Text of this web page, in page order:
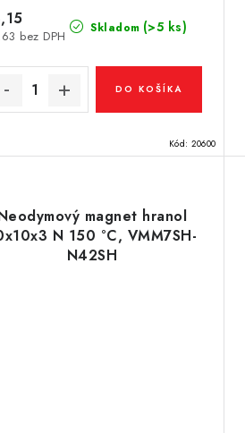
Skladom (>5 ks)
bez DPH
DO KOŠÍKA
Kód: 20600
magnet hranol
N 150 °C, VMM7SH-
N42SH